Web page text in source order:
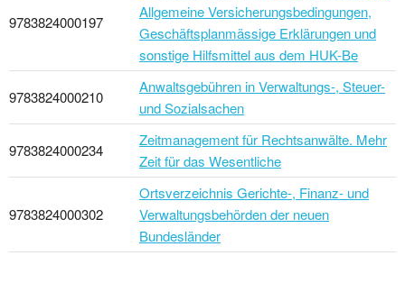
9783824000197
Allgemeine Versicherungsbedingungen,
Geschäftsplanmässige Erklärungen und
sonstige Hilfsmittel aus dem HUK-Be
9783824000210
Anwaltsgebühren in Verwaltungs-, Steuer-
und Sozialsachen
9783824000234
Zeitmanagement für Rechtsanwälte. Mehr
Zeit für das Wesentliche
9783824000302
Ortsverzeichnis Gerichte-, Finanz- und
Verwaltungsbehörden der neuen
Bundesländer